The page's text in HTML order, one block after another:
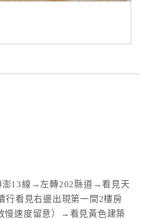
13線→左轉202縣道→看見天
看見右邊出現第一間2樓房
慢速度留意）→看見黃色建築